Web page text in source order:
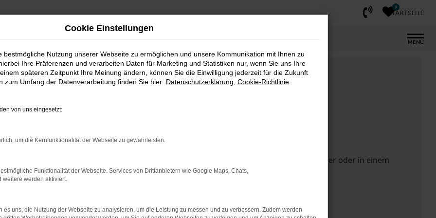
0
STARTSEITE
MENÜ
das Laden bestimmter Seiten verhindern. Funktioniert die Seite in einem anderen Browser oder in einem
zu beheben.
auf dem neuesten Stand sind.
Cookie Einstellungen
bestmögliche Nutzung unserer Webseite zu ermöglichen und unsere Kommunikation mit Ihnen zu
Ihre Präferenzen und verarbeiten Daten für Marketing und Statistiken nur, wenn Sie uns Ihre
späteren Zeitpunkt Ihre Meinung ändern, können Sie die Einwilligung jederzeit für die Zukunft
zum Umfang der Datenverarbeitung finden Sie hier: Datenschutzerklärung Cookie-Richtlinie
von uns eingesetzt:
um die Kernfunktionalität der Webseite zu gewährleisten.
Funktionalität der Webseite. Services von Drittanbietern wie Google Maps, Chats,
weitere werden aktiviert.
es uns, die Nutzung der Webseite zu analysieren, um die Leistung zu messen und zu verbessern. Zudem werden